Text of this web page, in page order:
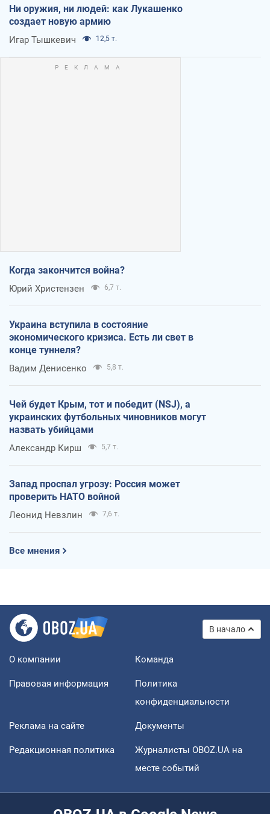
Ни оружия, ни людей: как Лукашенко
создает новую армию
Игар Тышкевич 12,5 т.
Когда закончится война?
Юрий Христензен 6,7 т.
Украина вступила в состояние
экономического кризиса. Есть ли свет в
конце туннеля?
Вадим Денисенко 5,8 т.
Чей будет Крым, тот и победит (NSJ), а
украинских футбольных чиновников могут
назвать убийцами
Александр Кирш 5,7 т.
Запад проспал угрозу: Россия может
проверить НАТО войной
Леонид Невзлин 7,6 т.
Все мнения
В начало
О компании Команда
Правовая информация
Политика
конфиденциальности
Реклама на сайте Документы
Редакционная политика
Журналисты OBOZ.UA на
месте событий